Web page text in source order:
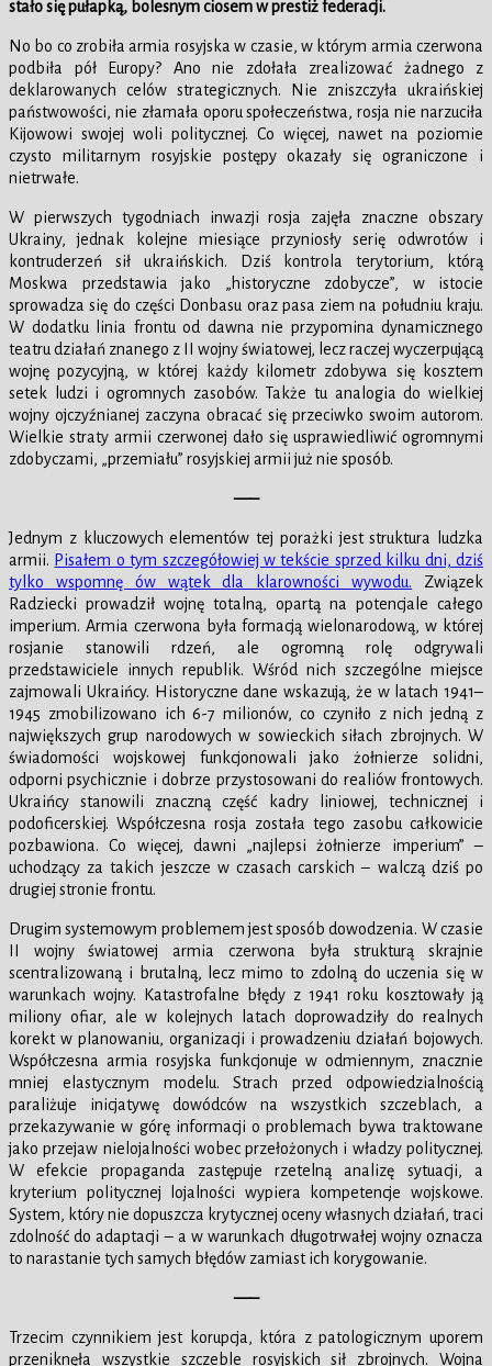
stało się pułapką, bolesnym ciosem w prestiż federacji.
No bo co zrobiła armia rosyjska w czasie, w którym armia czerwona
podbiła pół Europy? Ano nie zdołała zrealizować żadnego z
deklarowanych celów strategicznych. Nie zniszczyła ukraińskiej
państwowości, nie złamała oporu społeczeństwa, rosja nie narzuciła
Kijowowi swojej woli politycznej. Co więcej, nawet na poziomie
czysto militarnym rosyjskie postępy okazały się ograniczone i
nietrwałe.
W pierwszych tygodniach inwazji rosja zajęła znaczne obszary
Ukrainy, jednak kolejne miesiące przyniosły serię odwrotów i
kontruderzeń sił ukraińskich. Dziś kontrola terytorium, którą
Moskwa przedstawia jako „historyczne zdobycze”, w istocie
sprowadza się do części Donbasu oraz pasa ziem na południu kraju.
W dodatku linia frontu od dawna nie przypomina dynamicznego
teatru działań znanego z II wojny światowej, lecz raczej wyczerpującą
wojnę pozycyjną, w której każdy kilometr zdobywa się kosztem
setek ludzi i ogromnych zasobów. Także tu analogia do wielkiej
wojny ojczyźnianej zaczyna obracać się przeciwko swoim autorom.
Wielkie straty armii czerwonej dało się usprawiedliwić ogromnymi
zdobyczami, „przemiału” rosyjskiej armii już nie sposób.
—–
Jednym z kluczowych elementów tej porażki jest struktura ludzka
armii. Pisałem o tym szczegółowiej w tekście sprzed kilku dni, dziś
tylko wspomnę ów wątek dla klarowności wywodu. Związek
Radziecki prowadził wojnę totalną, opartą na potencjale całego
imperium. Armia czerwona była formacją wielonarodową, w której
rosjanie stanowili rdzeń, ale ogromną rolę odgrywali
przedstawiciele innych republik. Wśród nich szczególne miejsce
zajmowali Ukraińcy. Historyczne dane wskazują, że w latach 1941–
1945 zmobilizowano ich 6-7 milionów, co czyniło z nich jedną z
największych grup narodowych w sowieckich siłach zbrojnych. W
świadomości wojskowej funkcjonowali jako żołnierze solidni,
odporni psychicznie i dobrze przystosowani do realiów frontowych.
Ukraińcy stanowili znaczną część kadry liniowej, technicznej i
podoficerskiej. Współczesna rosja została tego zasobu całkowicie
pozbawiona. Co więcej, dawni „najlepsi żołnierze imperium” –
uchodzący za takich jeszcze w czasach carskich – walczą dziś po
drugiej stronie frontu.
Drugim systemowym problemem jest sposób dowodzenia. W czasie
II wojny światowej armia czerwona była strukturą skrajnie
scentralizowaną i brutalną, lecz mimo to zdolną do uczenia się w
warunkach wojny. Katastrofalne błędy z 1941 roku kosztowały ją
miliony ofiar, ale w kolejnych latach doprowadziły do realnych
korekt w planowaniu, organizacji i prowadzeniu działań bojowych.
Współczesna armia rosyjska funkcjonuje w odmiennym, znacznie
mniej elastycznym modelu. Strach przed odpowiedzialnością
paraliżuje inicjatywę dowódców na wszystkich szczeblach, a
przekazywanie w górę informacji o problemach bywa traktowane
jako przejaw nielojalności wobec przełożonych i władzy politycznej.
W efekcie propaganda zastępuje rzetelną analizę sytuacji, a
kryterium politycznej lojalności wypiera kompetencje wojskowe.
System, który nie dopuszcza krytycznej oceny własnych działań, traci
zdolność do adaptacji – a w warunkach długotrwałej wojny oznacza
to narastanie tych samych błędów zamiast ich korygowanie.
—–
Trzecim czynnikiem jest korupcja, która z patologicznym uporem
przeniknęła wszystkie szczeble rosyjskich sił zbrojnych. Wojna